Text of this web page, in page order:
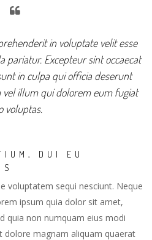
in voluptate velit esse
pariatur. Excepteur sint occaecat
in culpa qui officia deserunt
illum qui dolorem eum fugiat
voluptas.
DUI EU
voluptatem sequi nesciunt. Neque
ipsum quia dolor sit amet,
quia non numquam eius modi
magnam aliquam quaerat